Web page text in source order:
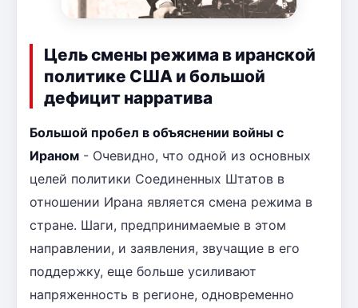
Цель смены режима в иранской
политике США и большой
дефицит нарратива
Большой пробел в объяснении войны с
Ираном - Очевидно, что одной из основных
целей политики Соединенных Штатов в
отношении Ирана является смена режима в
стране. Шаги, предпринимаемые в этом
направлении, и заявления, звучащие в его
поддержку, еще больше усиливают
напряженность в регионе, одновременно